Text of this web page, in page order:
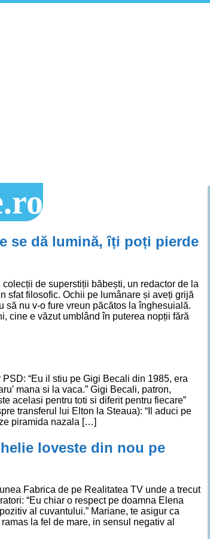
se dă lumină, îți poți pierde
de superstiții băbești, un redactor de la
sfat filosofic. Ochii pe lumânare și aveți grijă
să nu v-o fure vreun păcătos la înghesuială.
cine e văzut umblând în puterea nopții fără
“Eu il stiu pe Gigi Becali din 1985, era
mana si la vaca.” Gigi Becali, patron,
acelasi pentru toti si diferit pentru fiecare”
transferul lui Elton la Steaua): “Il aduci pe
piramida nazala […]
loveste din nou pe
Fabrica de pe Realitatea TV unde a trecut
“Eu chiar o respect pe doamna Elena
al cuvantului.” Mariane, te asigur ca
la fel de mare, in sensul negativ al